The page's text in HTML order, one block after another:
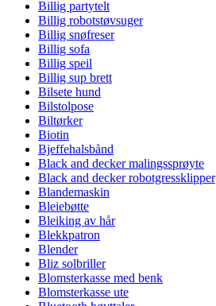
Billig partytelt
Billig robotstøvsuger
Billig snøfreser
Billig sofa
Billig speil
Billig sup brett
Bilsete hund
Bilstolpose
Biltørker
Biotin
Bjeffehalsbånd
Black and decker malingssprøyte
Black and decker robotgressklipper
Blandemaskin
Bleiebøtte
Bleiking av hår
Blekkpatron
Blender
Bliz solbriller
Blomsterkasse med benk
Blomsterkasse ute